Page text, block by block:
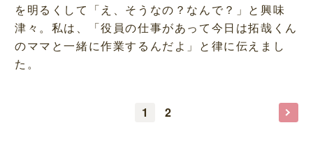
を明るくして「え、そうなの？なんで？」と興味
津々。私は、「役員の仕事があって今日は拓哉くん
のママと一緒に作業するんだよ」と律に伝えまし
た。
1 2